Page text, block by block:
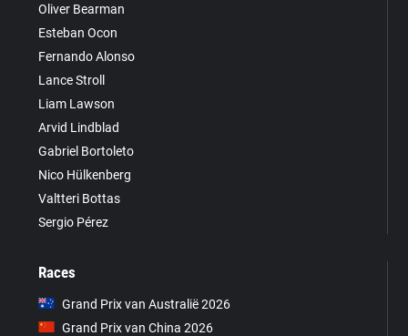
Oliver Bearman
Esteban Ocon
Fernando Alonso
Lance Stroll
Liam Lawson
Arvid Lindblad
Gabriel Bortoleto
Nico Hülkenberg
Valtteri Bottas
Sergio Pérez
Races
Grand Prix van Australië 2026
Grand Prix van China 2026